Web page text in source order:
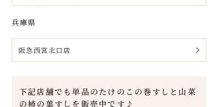
兵庫県
阪急西宮北口店
下記店舗でも単品のたけのこの巻すしと山菜
の柿の葉すしを販売中です♪